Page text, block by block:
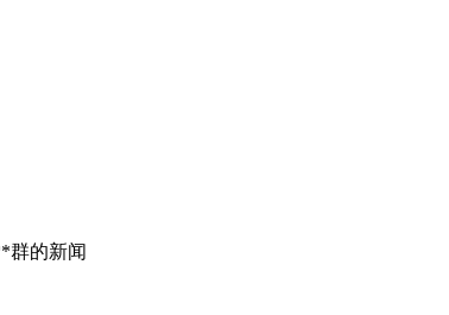
群的新闻